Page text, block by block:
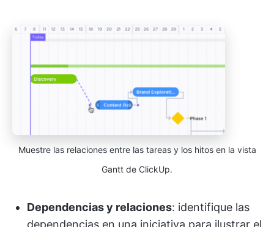
Muestre las relaciones entre las tareas y los hitos en la vista
Gantt de ClickUp.
Dependencias y relaciones: identifique las